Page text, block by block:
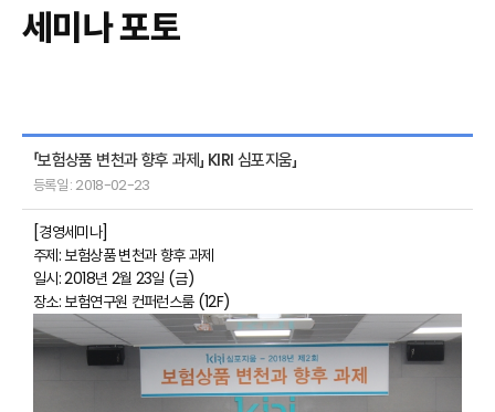
세미나 포토
세미나 포토
「보험상품 변천과 향후 과제」 KIRI 심포지움」
등록일 : 2018-02-23
[경영세미나]
주제: 보험상품 변천과 향후 과제
일시: 2018년 2월 23일 (금)
장소: 보험연구원 컨퍼런스룸 (12F)